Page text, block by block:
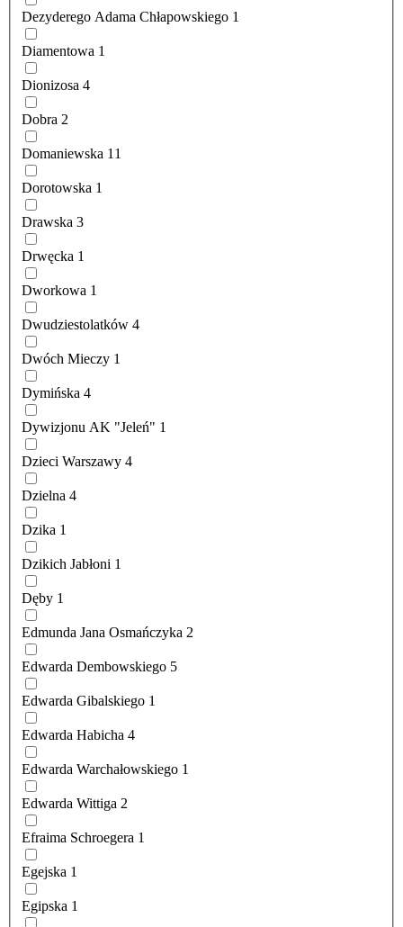
Dezyderego Adama Chłapowskiego 1
Diamentowa 1
Dionizosa 4
Dobra 2
Domaniewska 11
Dorotowska 1
Drawska 3
Drwęcka 1
Dworkowa 1
Dwudziestolatków 4
Dwóch Mieczy 1
Dymińska 4
Dywizjonu AK "Jeleń" 1
Dzieci Warszawy 4
Dzielna 4
Dzika 1
Dzikich Jabłoni 1
Dęby 1
Edmunda Jana Osmańczyka 2
Edwarda Dembowskiego 5
Edwarda Gibalskiego 1
Edwarda Habicha 4
Edwarda Warchałowskiego 1
Edwarda Wittiga 2
Efraima Schroegera 1
Egejska 1
Egipska 1